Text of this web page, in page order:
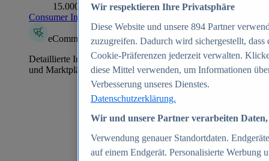
15.000+ Marken
Consumer Insights entdecken
eCommerce Insights
Detaillierte Informationen zu mehr als 39.000 Online-Shops
und Marktplätzen
Wir respektieren Ihre Privatsphäre
Diese Website und unsere 894 Partner
zuzugreifen. Dadurch wird sichergestellt,
Cookie-Präferenzen jederzeit verwalten.
diese Mittel verwenden, um Informationen
Verbesserung unseres Dienstes.
Datenschutzerklärung.
Wir und unsere Partner verarbeiten
Verwendung genauer Standortdaten.
auf einem Endgerät. Personalisierte Werbung